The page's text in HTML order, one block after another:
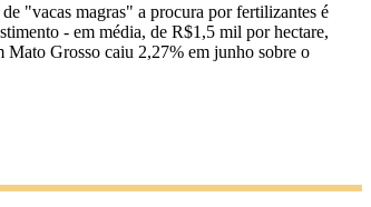
"vacas magras" a procura por fertilizantes é
- em média, de R$1,5 mil por hectare,
Mato Grosso caiu 2,27% em junho sobre o